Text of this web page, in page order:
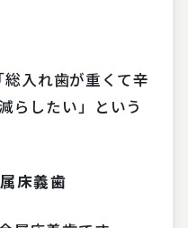
「総入れ歯が重くて辛
らしたい」という
床義歯